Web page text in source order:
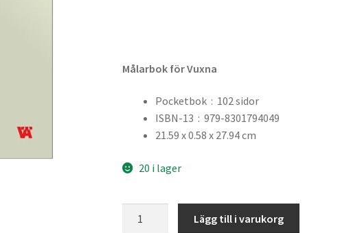
Målarbok för Vuxna
Pocketbok ‏ : ‎ 102 sidor
ISBN-13 ‏ : ‎ 979-8301794049
21.59 x 0.58 x 27.94 cm
20 i lager
Lägg till i varukorg